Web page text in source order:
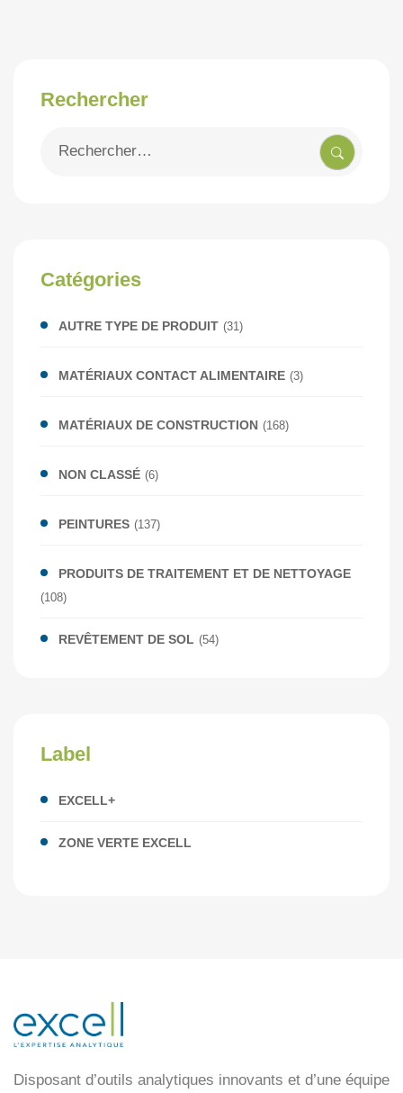
Rechercher
Catégories
AUTRE TYPE DE PRODUIT (31)
MATÉRIAUX CONTACT ALIMENTAIRE (3)
MATÉRIAUX DE CONSTRUCTION (168)
NON CLASSÉ (6)
PEINTURES (137)
PRODUITS DE TRAITEMENT ET DE NETTOYAGE
(108)
REVÊTEMENT DE SOL (54)
Label
EXCELL+
ZONE VERTE EXCELL
Disposant d’outils analytiques innovants et d’une équipe